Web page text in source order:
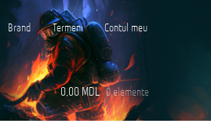
Brand Termeni Contul meu
0,00MDL 0 elemente